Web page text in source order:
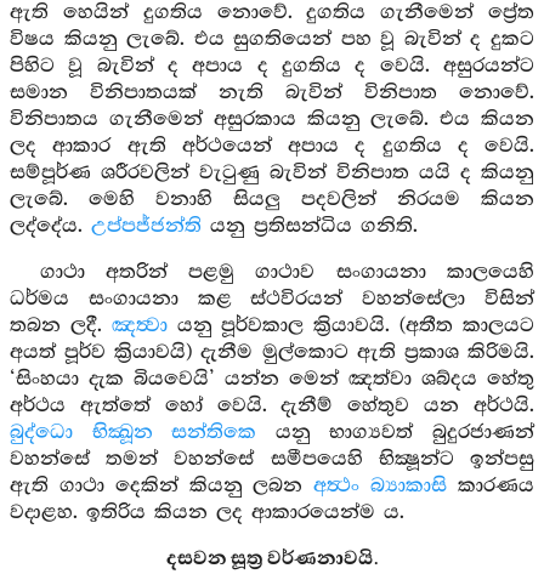
ඇති හෙයින් දුගතිය නොවේ. දුගතිය ගැනීමෙන් ප්‍රේත
විෂය කියනු ලැබේ. එය සුගතියෙන් පහ වූ බැවින් ද දුකට
පිහිට වූ බැවින් ද අපාය ද දුගතිය ද වෙයි. අසුරයන්ට
සමාන විනිපාතයක් නැති බැවින් විනිපාත නොවේ.
විනිපාතය ගැනීමෙන් අසුරකාය කියනු ලැබේ. එය කියන
ලද ආකාර ඇති අර්ථයෙන් අපාය ද දුගතිය ද වෙයි.
සම්පූර්ණ ශරීරවලින් වැටුණු බැවින් විනිපාත යයි ද කියනු
ලැබේ. මෙහි වනාහි සියලු පදවලින් නිරයම කියන
ලද්දේය. උප්පජ්ජන්ති යනු ප්‍රතිසන්ධිය ගනිති.
ගාථා අතරින් පළමු ගාථාව සංගායනා කාලයෙහි
ධර්මය සංගායනා කළ ස්ථවිරයන් වහන්සේලා විසින්
තබන ලදී. ඤත්‍වායනු පූර්වකාල ක්‍රියාවයි. (අතීත කාලයට
අයත් පූර්ව ක්‍රියාවයි) දැනීම මුල්කොට ඇති ප්‍රකාශ කිරිමයි.
‘සිංහයා දැක බියවෙයි’ යන්න මෙන් ඤත්වා ශබ්දය හේතු
අර්ථය ඇත්තේ හෝ වෙයි. දැනීම් හේතුව යන අර්ථයි.
බුද්ධො භික්‍ඛූන සන්තිකෙ යනු භාග්‍යවත් බුදුරජාණන්
වහන්සේ තමන් වහන්සේ සමීපයෙහි භික්‍ෂූන්ට ඉන්පසු
ඇති ගාථා දෙකින් කියනු ලබනඅත්‍ථං බ්‍යාකාසි කාරණය
වදාළහ. ඉතිරිය කියන ලද ආකාරයෙන්ම ය.
දසවන සූත්‍ර වර්ණනාවයි.